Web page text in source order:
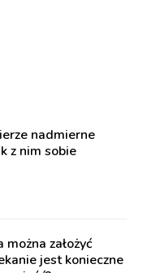
nadmierne
z nim sobie
założyć
jest konieczne